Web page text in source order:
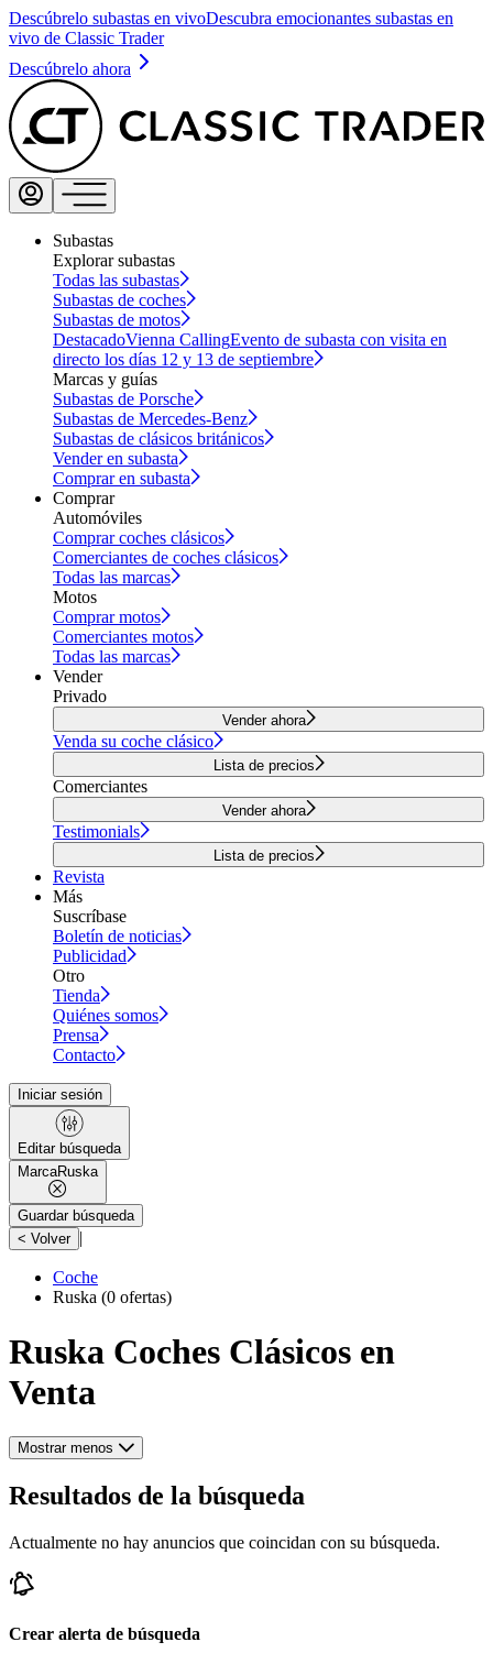
Descúbrelo subastas en vivoDescubra emocionantes subastas en
vivo de Classic Trader
Descúbrelo ahora
Subastas
Explorar subastas
Todas las subastas
Subastas de coches
Subastas de motos
DestacadoVienna CallingEvento de subasta con visita en
directo los días 12 y 13 de septiembre
Marcas y guías
Subastas de Porsche
Subastas de Mercedes-Benz
Subastas de clásicos británicos
Vender en subasta
Comprar en subasta
Comprar
Automóviles
Comprar coches clásicos
Comerciantes de coches clásicos
Todas las marcas
Motos
Comprar motos
Comerciantes motos
Todas las marcas
Vender
Privado
Vender ahora
Venda su coche clásico
Lista de precios
Comerciantes
Vender ahora
Testimonials
Lista de precios
Revista
Más
Suscríbase
Boletín de noticias
Publicidad
Otro
Tienda
Quiénes somos
Prensa
Contacto
Iniciar sesión
Editar búsqueda
MarcaRuska
Guardar búsqueda
< Volver |
Coche
Ruska (0 ofertas)
Ruska Coches Clásicos en
Venta
Mostrar menos
Resultados de la búsqueda
Actualmente no hay anuncios que coincidan con su búsqueda.
Crear alerta de búsqueda